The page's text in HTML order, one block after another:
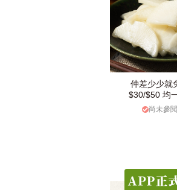
仲差少少就
$30/$50 均
尚未參